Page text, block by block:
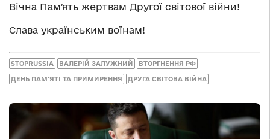
Вічна Памʼять жертвам Другої світової війни!
Слава українським воїнам!
STOPRUSSIA ВАЛЕРІЙ ЗАЛУЖНИЙ ВТОРГНЕННЯ РФ
ДЕНЬ ПАМ'ЯТІ ТА ПРИМИРЕННЯ ДРУГА СВІТОВА ВІЙНА